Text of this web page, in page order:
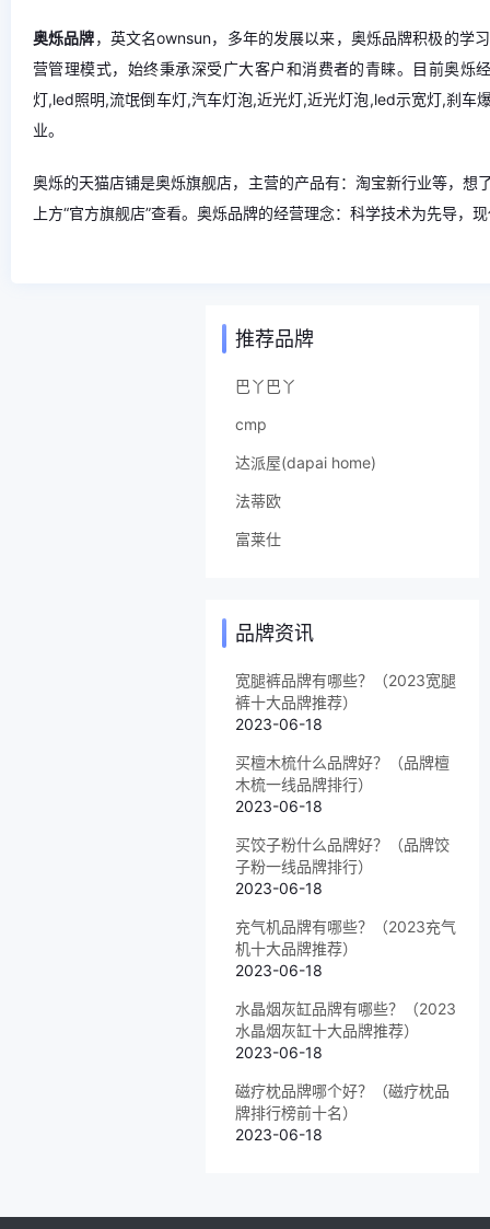
奥烁品牌，英文名ownsun，多年的发展以来，奥烁品牌积极的学
营管理模式，始终秉承深受广大客户和消费者的青睐。目前奥
灯,led照明,流氓倒车灯,汽车灯泡,近光灯,近光灯泡,led示宽灯,刹车
业。
奥烁的天猫店铺是奥烁旗舰店，主营的产品有：淘宝新行业等，
上方“官方旗舰店”查看。奥烁品牌的经营理念：科学技术为先导
推荐品牌
巴丫巴丫
cmp
达派屋(dapai home)
法蒂欧
富莱仕
品牌资讯
宽腿裤品牌有哪些？（2023宽腿
裤十大品牌推荐）
2023-06-18
买檀木梳什么品牌好？（品牌檀
木梳一线品牌排行）
2023-06-18
买饺子粉什么品牌好？（品牌饺
子粉一线品牌排行）
2023-06-18
充气机品牌有哪些？（2023充气
机十大品牌推荐）
2023-06-18
水晶烟灰缸品牌有哪些？（2023
水晶烟灰缸十大品牌推荐）
2023-06-18
磁疗枕品牌哪个好？（磁疗枕品
牌排行榜前十名）
2023-06-18